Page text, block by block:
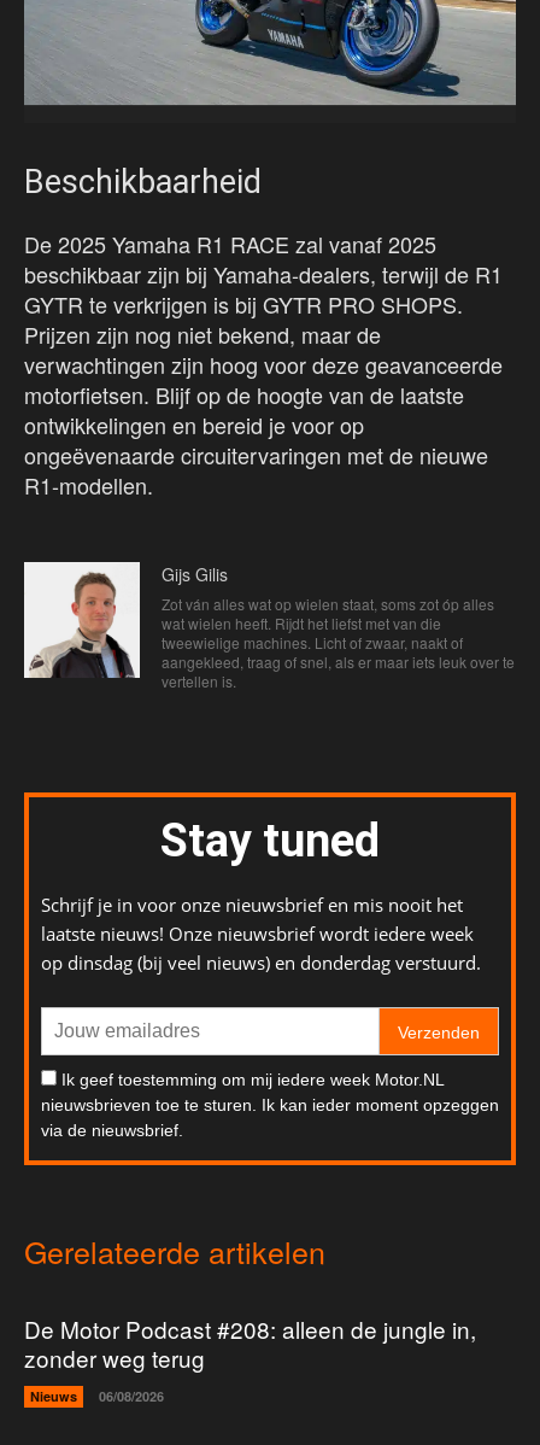
Beschikbaarheid
De 2025 Yamaha R1 RACE zal vanaf 2025
beschikbaar zijn bij Yamaha-dealers, terwijl de R1
GYTR te verkrijgen is bij GYTR PRO SHOPS.
Prijzen zijn nog niet bekend, maar de
verwachtingen zijn hoog voor deze geavanceerde
motorfietsen. Blijf op de hoogte van de laatste
ontwikkelingen en bereid je voor op
ongeëvenaarde circuitervaringen met de nieuwe
R1-modellen.
Gijs Gilis
Zot ván alles wat op wielen staat, soms zot óp alles
wat wielen heeft. Rijdt het liefst met van die
tweewielige machines. Licht of zwaar, naakt of
aangekleed, traag of snel, als er maar iets leuk over te
vertellen is.
Stay tuned
Schrijf je in voor onze nieuwsbrief en mis nooit het
laatste nieuws! Onze nieuwsbrief wordt iedere week
op dinsdag (bij veel nieuws) en donderdag verstuurd.
Verzenden
Ik geef toestemming om mij iedere week Motor.NL
nieuwsbrieven toe te sturen. Ik kan ieder moment opzeggen
via de nieuwsbrief.
Gerelateerde artikelen
De Motor Podcast #208: alleen de jungle in,
zonder weg terug
Nieuws 06/08/2026